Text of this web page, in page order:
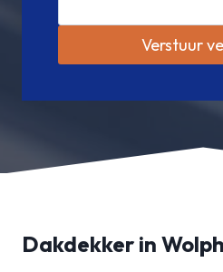
Verstuur
Dakdekker in